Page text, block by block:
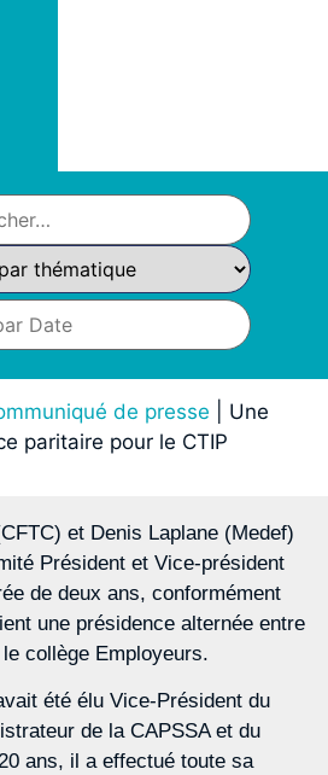
de presse
Une
paritaire pour le CTIP
et Denis Laplane (Medef)
Président et Vice-président
de deux ans, conformément
une présidence alternée entre
collège Employeurs.
été élu Vice-Président du
de la CAPSSA et du
ans, il a effectué toute sa